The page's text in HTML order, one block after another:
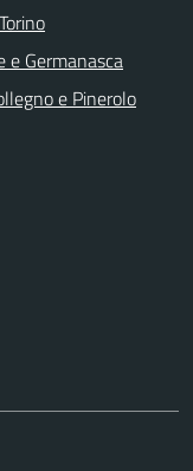
e Germanasca
e Pinerolo